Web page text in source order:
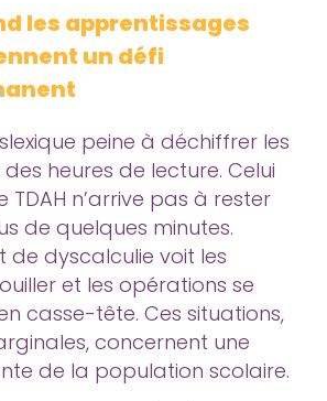
les apprentissages
un défi
peine à déchiffrer les
heures de lecture. Celui
TDAH n’arrive pas à rester
de quelques minutes.
de dyscalculie voit les
et les opérations se
casse-tête. Ces situations,
concernent une
de la population scolaire.